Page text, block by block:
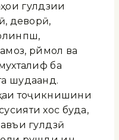
гулдӯзии
деворӣ,
рӯймол ва
ба
шудаанд.
тоҷикнишини
хос буда,
гулдӯзӣ